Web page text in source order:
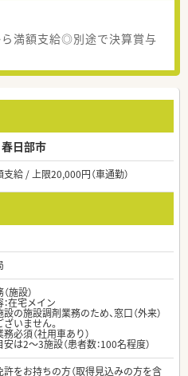
ら満額支給◎別途で決算賞与
日部市
給 / 上限20,000円（車通勤）
施設）
在宅メイン
の施設調剤業務のため、窓口（外来）
いません。
必須（社用車あり）
は2～3施設（患者数：100名程度）
許をお持ちの方（取得見込みの方を含